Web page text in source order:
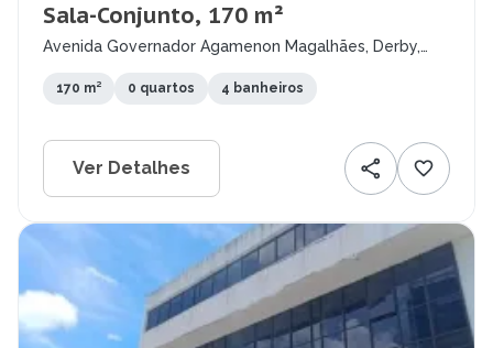
Sala-Conjunto, 170 m²
Avenida Governador Agamenon Magalhães, Derby,
170 m² 0 quartos 4 banheiros
Ver Detalhes